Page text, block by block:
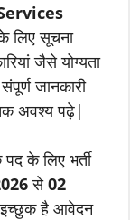
लिए सूचना
जैसे योग्यता
जानकारी
अवश्य पढ़े|
के लिए भर्ती
से02
है आवेदन